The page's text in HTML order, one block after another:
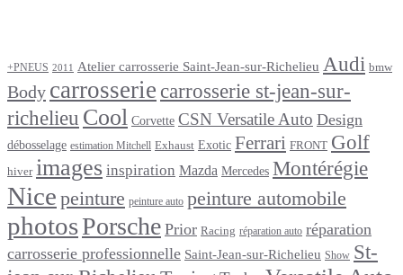
+PNEUS 2011 Atelier carrosserie Saint-Jean-sur-Richelieu Audi bmw
Body carrosserie carrosserie st-jean-sur-
richelieu Cool Corvette CSN Versatile Auto Design
débosselage estimation Mitchell Exhaust Exotic Ferrari FRONT Golf
hiver images inspiration Mazda Mercedes Montérégie
Nice peinture peinture auto peinture automobile
photosPorsche Prior Racing réparation auto réparation
carrosserie professionnelle Saint-Jean-sur-Richelieu Show St-